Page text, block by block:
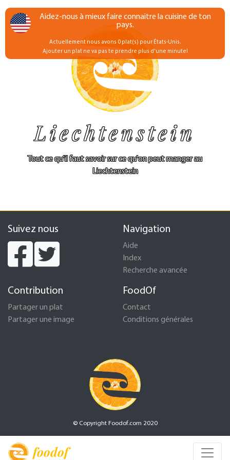
foodof
Liechtenstein
Tout ce qu'il faut savoir sur ce qu'on peut manger au
Liechtenstein
Suivez nous Navigation
Aide
Index
Recherche avancée
Contribution
Partager un plat
Partager une image
FoodOf
Contact
Conditions générales
© Copyright Foodof.com 2020
Aidez-nous à mieux faire connaitre la cuisine de ton
pays.
Actuellement nous avons 0 plat(s) pour États-Unis.
Ajouter un plat ne va pas te prendre plus d'une minute!